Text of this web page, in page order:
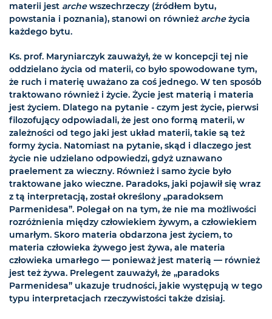
materii jest archewszechrzeczy (źródłem bytu,
powstania i poznania), stanowi on również archeżycia
każdego bytu.
Ks. prof. Maryniarczyk zauważył, że w koncepcji tej nie
oddzielano życia od materii, co było spowodowane tym,
że ruch i materię uważano za coś jednego. W ten sposób
traktowano również i życie. Życie jest materią i materia
jest życiem. Dlatego na pytanie - czym jest życie, pierwsi
filozofujący odpowiadali, że jest ono formą materii, w
zależności od tego jaki jest układ materii, takie są też
formy życia. Natomiast na pytanie, skąd i dlaczego jest
życie nie udzielano odpowiedzi, gdyż uznawano
praelement za wieczny. Również i samo życie było
traktowane jako wieczne. Paradoks, jaki pojawił się wraz
z tą interpretacją, został określony „paradoksem
Parmenidesa”. Polegał on na tym, że nie ma możliwości
rozróżnienia między człowiekiem żywym, a człowiekiem
umarłym. Skoro materia obdarzona jest życiem, to
materia człowieka żywego jest żywa, ale materia
człowieka umarłego — ponieważ jest materią — również
jest też żywa. Prelegent zauważył, że „paradoks
Parmenidesa” ukazuje trudności, jakie występują w tego
typu interpretacjach rzeczywistości także dzisiaj.